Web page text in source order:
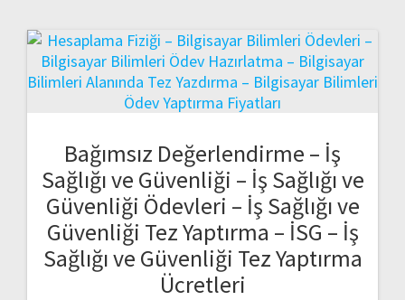
Bağımsız Değerlendirme – İş
Sağlığı ve Güvenliği – İş Sağlığı ve
Güvenliği Ödevleri – İş Sağlığı ve
Güvenliği Tez Yaptırma – İSG – İş
Sağlığı ve Güvenliği Tez Yaptırma
Ücretleri